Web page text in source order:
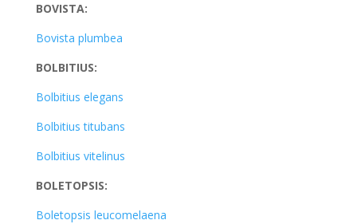
BOVISTA:
Bovista plumbea
BOLBITIUS:
Bolbitius elegans
Bolbitius titubans
Bolbitius vitelinus
BOLETOPSIS:
Boletopsis leucomelaena